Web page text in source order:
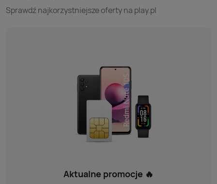
Sprawdź najkorzystniejsze oferty na play.pl
Aktualne promocje 🔥